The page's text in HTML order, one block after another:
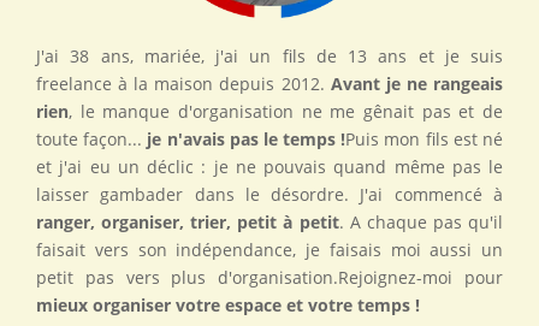
J'ai 38 ans, mariée, j'ai un fils de 13 ans et je suis
freelance à la maison depuis 2012. Avant je ne rangeais
rien, le manque d'organisation ne me gênait pas et de
toute façon... je n'avais pas le temps !Puis mon fils est né
et j'ai eu un déclic : je ne pouvais quand même pas le
laisser gambader dans le désordre. J'ai commencé à
ranger, organiser, trier, petit à petit. A chaque pas qu'il
faisait vers son indépendance, je faisais moi aussi un
petit pas vers plus d'organisation.Rejoignez-moi pour
mieux organiser votre espace et votre temps !